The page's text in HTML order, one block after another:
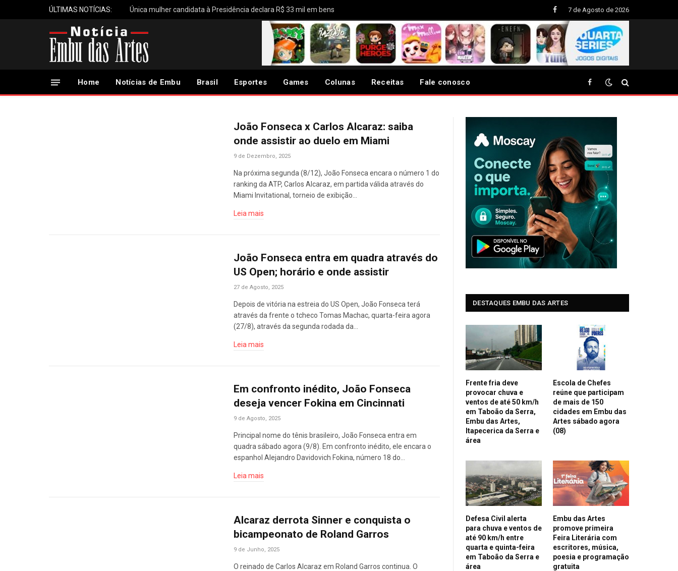
ÚLTIMAS NOTÍCIAS: Única mulher candidata à Presidência declara R$ 33 mil em bens
Facebook
7 de Agosto de 2026
Home Notícias de Embu Brasil Esportes Games Colunas Receitas Fale conosco Facebook
João Fonseca x Carlos Alcaraz: saiba
onde assistir ao duelo em Miami
9 de Dezembro, 2025
Na próxima segunda (8/12), João Fonseca encara o número 1 do
ranking da ATP, Carlos Alcaraz, em partida válida através do
Miami Invitational, torneio de exibição…
Leia mais
João Fonseca entra em quadra através do
US Open; horário e onde assistir
27 de Agosto, 2025
Depois de vitória na estreia do US Open, João Fonseca terá
através da frente o tcheco Tomas Machac, quarta-feira agora
(27/8), através da segunda rodada da…
Leia mais
Em confronto inédito, João Fonseca
deseja vencer Fokina em Cincinnati
9 de Agosto, 2025
Principal nome do tênis brasileiro, João Fonseca entra em
quadra sábado agora (9/8). Em confronto inédito, ele encara o
espanhol Alejandro Davidovich Fokina, número 18 do…
Leia mais
Alcaraz derrota Sinner e conquista o
bicampeonato de Roland Garros
9 de Junho, 2025
O reinado de Carlos Alcaraz em Roland Garros continua. O
DESTAQUES EMBU DAS ARTES
Frente fria deve
provocar chuva e
ventos de até 50 km/h
em Taboão da Serra,
Embu das Artes,
Itapecerica da Serra e
área
Escola de Chefes
reúne que participam
de mais de 150
cidades em Embu das
Artes sábado agora
(08)
Defesa Civil alerta
para chuva e ventos de
até 90 km/h entre
quarta e quinta-feira
em Taboão da Serra e
área
Embu das Artes
promove primeira
Feira Literária com
escritores, música,
poesia e programação
gratuita